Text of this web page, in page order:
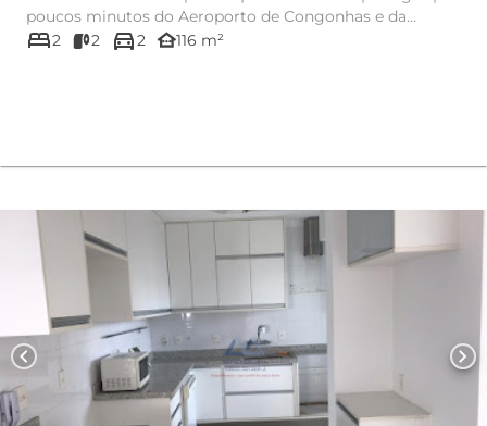
poucos minutos do Aeroporto de Congonhas e da
Estação Aeroporto ...
bed2 2 directions_car2 other_houses116 m²
chevron_left chevron_right